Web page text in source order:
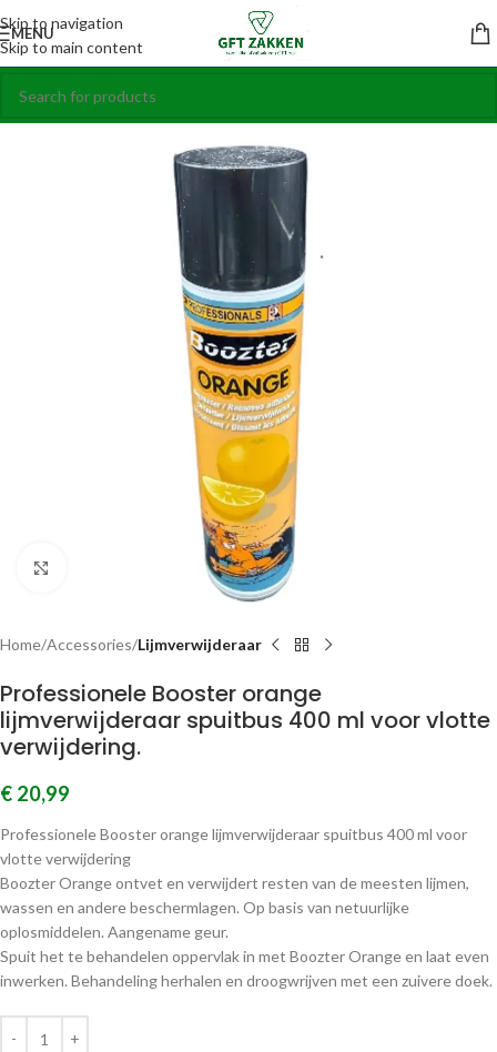
Skip to navigation
Skip to main content
MENU
Home Accessories Lijmverwijderaar
Professionele Booster orange
lijmverwijderaar spuitbus 400 ml voor vlotte
verwijdering.
€ 20,99
Professionele Booster orange lijmverwijderaar spuitbus 400 ml voor
vlotte verwijdering
Boozter Orange ontvet en verwijdert resten van de meesten lijmen,
wassen en andere beschermlagen. Op basis van netuurlijke
oplosmiddelen. Aangename geur.
Spuit het te behandelen oppervlak in met Boozter Orange en laat even
inwerken. Behandeling herhalen en droogwrijven met een zuivere doek.